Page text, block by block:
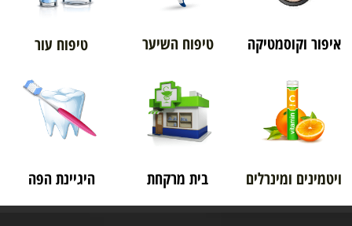
איפור וקוסמטיקה טיפוח השיער טיפוח עור
ויטמינים ומינרלים בית מרקחת היגיינת הפה